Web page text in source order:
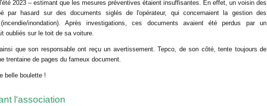
2023 – estimant que les mesures préventives étaient insuffisantes. En effet, un voisin des
par hasard sur des documents siglés de l'opérateur, qui concernaient la gestion des
inondation). Après investigations, ces documents avaient été perdus par un
oubliés sur le toit de sa voiture.
que son responsable ont reçu un avertissement. Tepco, de son côté, tente toujours de
trentaine de pages du fameux document.
belle boulette !
l'association